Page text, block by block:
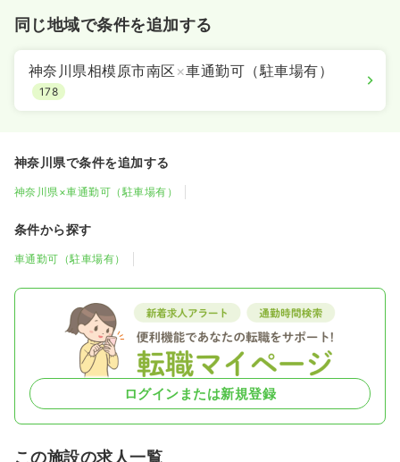
同じ地域で条件を追加する
神奈川県相模原市南区 ×車通勤可（駐車場有）
178
神奈川県で条件を追加する
神奈川県×車通勤可（駐車場有）
条件から探す
車通勤可（駐車場有）
ログインまたは新規登録
この施設の求人一覧